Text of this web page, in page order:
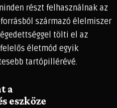
részt felhasználnak az
származó élelmiszer
tölti el az
életmód egyik
tartópillérévé.
a
eszköze